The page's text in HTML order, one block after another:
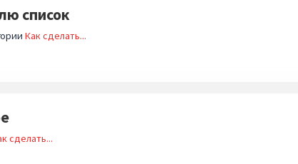
список
Как сделать...
сделать...